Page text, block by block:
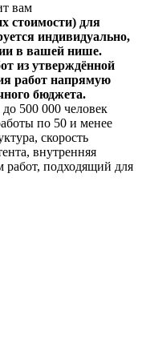
вам
стоимости) для
индивидуально,
в вашей нише.
из утверждённой
работ напрямую
бюджета.
500 000 человек
по 50 и менее
скорость
внутренняя
работ, подходящий для